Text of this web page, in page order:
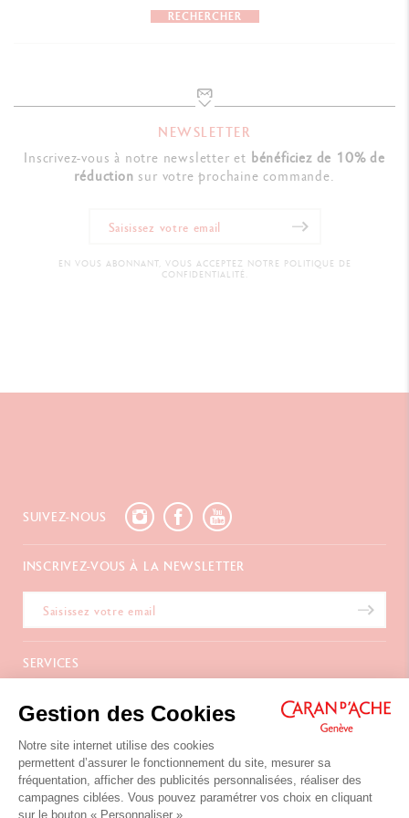
Gestion des Cookies
Notre site internet utilise des cookies
permettent d’assurer le fonctionnement du site, mesurer sa
fréquentation, afficher des publicités personnalisées, réaliser des
campagnes ciblées. Vous pouvez paramétrer vos choix en cliquant
sur le bouton « Personnaliser ».
Réf. 849.371
RECHERCHER
NEWSLETTER
Inscrivez-vous à notre newsletter et bénéficiez de 10% de
réduction sur votre prochaine commande.
EN VOUS ABONNANT, VOUS ACCEPTEZ NOTRE POLITIQUE DE
CONFIDENTIALITÉ.
SUIVEZ-NOUS
INSCRIVEZ-VOUS À LA NEWSLETTER
SERVICES
Paiements
Retours
Emballages Cadeaux
Cadeaux d'affaires
Extension de garantie
A PROPOS
FAQ
La Maison
Points de vente
Inspiration
Carrières
NOUS CONTACTER
Chemin du Foron 19
Po Box 332